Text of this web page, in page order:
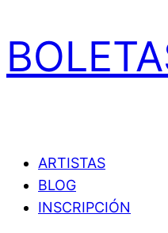
ARTISTAS
BLOG
INSCRIPCIÓN